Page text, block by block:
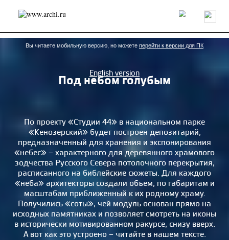
Россия Мир Технологии Интерьер Пресса
Архитекторы
Проекты
Конкурсы События Книги Вакансии
Анонсы конкурсов
Блог
Репортаж
Рецензия Архитектура
Выставка
Дизайн
Иностранцы в России
Интерьер
Книги
Наследие Образование
Урбанистика
Эко
Вы читаете мобильную версию, но можете перейти к версии для ПК
English version
Под небом голубым
По проекту «Студии 44» в национальном парке
«Кенозерский» будет построен депозитарий,
предназначенный для хранения и экспонирования
«небес» – характерного для деревянного храмового
зодчества Русского Севера потолочного перекрытия,
расписанного на библейские сюжеты. Для каждого
«неба» архитекторы создали объем, по габаритам и
масштабам приближенный к их родному храму.
Получились «соты», чей модуль основан прямо на
исходных памятниках и позволяет смотреть на иконы
в исторически мотивированном ракурсе, снизу вверх.
А вот как это устроено – читайте в нашем тексте.